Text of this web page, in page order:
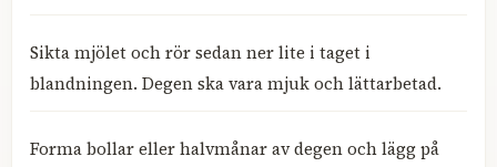
Sikta mjölet och rör sedan ner lite i taget i
blandningen. Degen ska vara mjuk och lättarbetad.
Forma bollar eller halvmånar av degen och lägg på